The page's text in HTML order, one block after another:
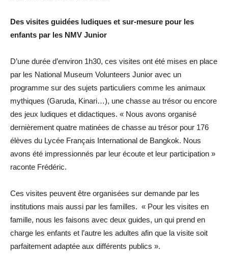
Des visites guidées ludiques et sur-mesure pour les
enfants par les NMV Junior
D’une durée d’environ 1h30, ces visites ont été mises en place
par les National Museum Volunteers Junior avec un
programme sur des sujets particuliers comme les animaux
mythiques (Garuda, Kinari…), une chasse au trésor ou encore
des jeux ludiques et didactiques. « Nous avons organisé
dernièrement quatre matinées de chasse au trésor pour 176
élèves du Lycée Français International de Bangkok. Nous
avons été impressionnés par leur écoute et leur participation »
raconte Frédéric.
Ces visites peuvent être organisées sur demande par les
institutions mais aussi par les familles. « Pour les visites en
famille, nous les faisons avec deux guides, un qui prend en
charge les enfants et l’autre les adultes afin que la visite soit
parfaitement adaptée aux différents publics ».